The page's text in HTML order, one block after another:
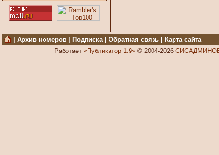
Архив номеров Подписка| Обратная связь
Карта сайта
Работает «Публикатор 1.9»© 2004-2026